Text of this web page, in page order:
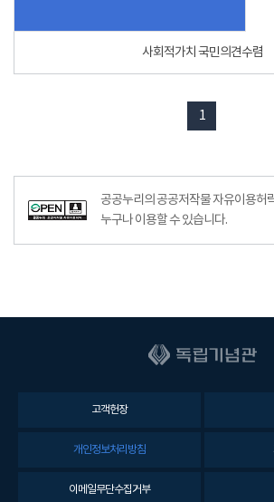
사회적가치 국민의견수렴
1
공공누리의 공공저작물 자유이용허
누구나 이용할 수 있습니다.
고객헌장
개인정보처리방침
이메일무단수집거부